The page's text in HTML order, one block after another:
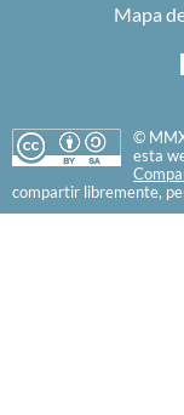
Mapa
©
esta
compartir libremente,